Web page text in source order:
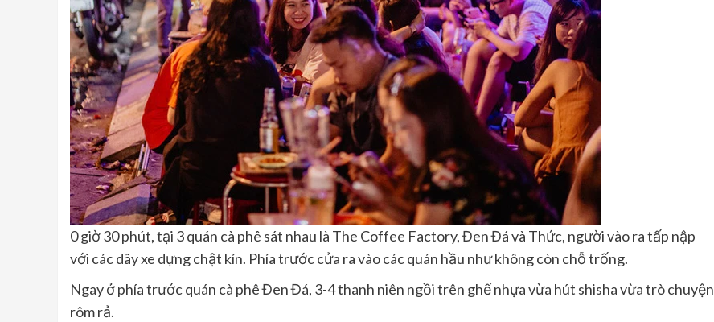
0 giờ 30 phút, tại 3 quán cà phê sát nhau là The Coffee Factory, Đen Đá và Thức, người vào ra tấp nập
với các dãy xe dựng chật kín. Phía trước cửa ra vào các quán hầu như không còn chỗ trống.
Ngay ở phía trước quán cà phê Đen Đá, 3-4 thanh niên ngồi trên ghế nhựa vừa hút shisha vừa trò chuyện
rôm rả.